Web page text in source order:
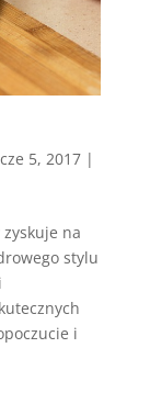
cze 5, 2017|
na
stylu
i